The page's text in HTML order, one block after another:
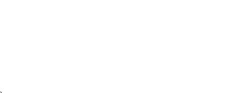
以下網址：
免運費